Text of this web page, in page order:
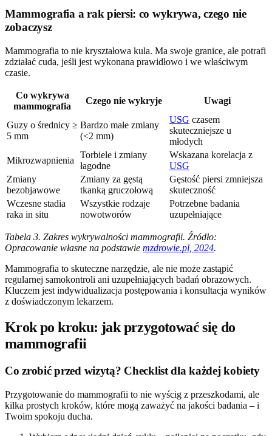
Mammografia a rak piersi: co wykrywa, czego nie
zobaczysz
Mammografia to nie kryształowa kula. Ma swoje granice, ale potrafi
zdziałać cuda, jeśli jest wykonana prawidłowo i we właściwym
czasie.
Co wykrywa
mammografia
Czego nie wykryje Uwagi
Guzy o średnicy ≥
5 mm
Bardzo małe zmiany
(<2 mm)
USG czasem
skuteczniejsze u
młodych
Mikrozwapnienia
Torbiele i zmiany
łagodne
Wskazana korelacja z
USG
Zmiany
bezobjawowe
Zmiany za gęstą
tkanką gruczołową
Gęstość piersi zmniejsza
skuteczność
Wczesne stadia
raka in situ
Wszystkie rodzaje
nowotworów
Potrzebne badania
uzupełniające
Tabela 3. Zakres wykrywalności mammografii. Źródło:
Opracowanie własne na podstawie mzdrowie.pl, 2024.
Mammografia to skuteczne narzędzie, ale nie może zastąpić
regularnej samokontroli ani uzupełniających badań obrazowych.
Kluczem jest indywidualizacja postępowania i konsultacja wyników
z doświadczonym lekarzem.
Krok po kroku: jak przygotować się do
mammografii
Co zrobić przed wizytą? Checklist dla każdej kobiety
Przygotowanie do mammografii to nie wyścig z przeszkodami, ale
kilka prostych kroków, które mogą zaważyć na jakości badania – i
Twoim spokoju ducha.